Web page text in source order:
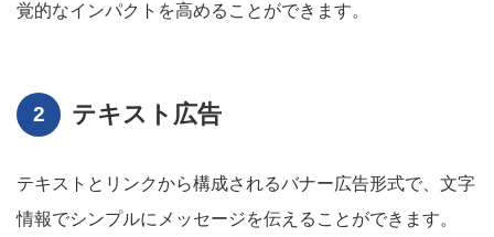
覚的なインパクトを高めることができます。
テキスト広告
テキストとリンクから構成されるバナー広告形式で、文字
情報でシンプルにメッセージを伝えることができます。